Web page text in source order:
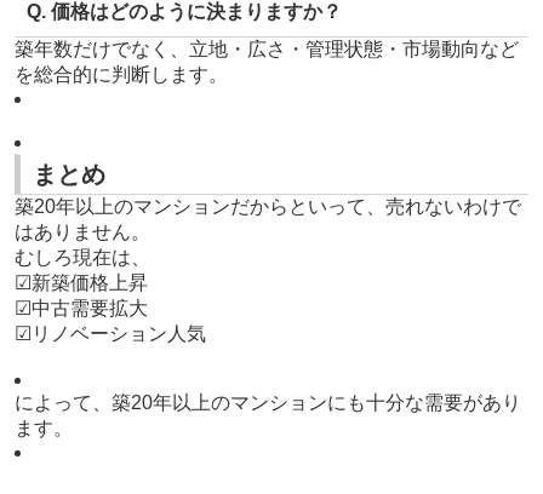
Q. 価格はどのように決まりますか？
築年数だけでなく、立地・広さ・管理状態・市場動向など
を総合的に判断します。
まとめ
築20年以上のマンションだからといって、売れないわけで
はありません。
むしろ現在は、
☑新築価格上昇
☑中古需要拡大
☑リノベーション人気
によって、築20年以上のマンションにも十分な需要があり
ます。